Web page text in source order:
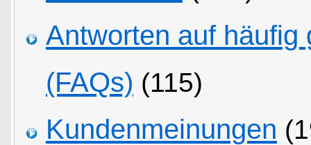
Antworten auf häufig
(FAQs) (115)
Kundenmeinungen